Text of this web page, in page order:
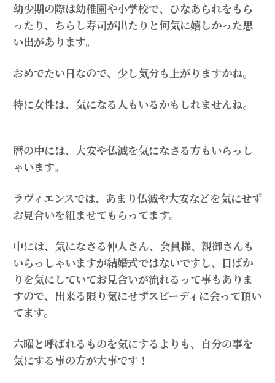
幼少期の際は幼稚園や小学校で、ひなあられをもら
ったり、ちらし寿司が出たりと何気に嬉しかった思
い出があります。
おめでたい日なので、少し気分も上がりますかね。
特に女性は、気になる人もいるかもしれませんね。
暦の中には、大安や仏滅を気になさる方もいらっし
ゃいます。
ラヴィエンスでは、あまり仏滅や大安などを気にせず
お見合いを組ませてもらってます。
中には、気になさる仲人さん、会員様、親御さんも
いらっしゃいますが結婚式ではないですし、日ばか
りを気にしていてお見合いが流れるって事もありま
すので、出来る限り気にせずスピーディに会って頂い
てます。
六曜と呼ばれるものを気にするよりも、自分の事を
気にする事の方が大事です！